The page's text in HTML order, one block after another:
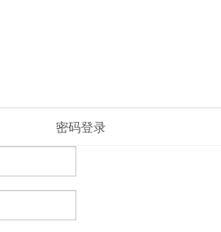
密码登录